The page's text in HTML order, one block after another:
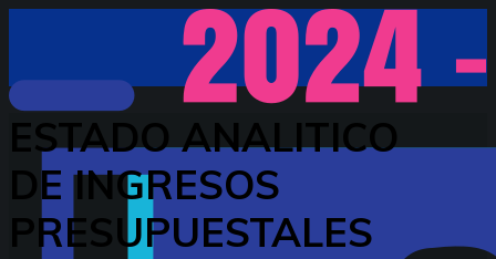
ESTADO ANALITICO
DE INGRESOS
PRESUPUESTALES